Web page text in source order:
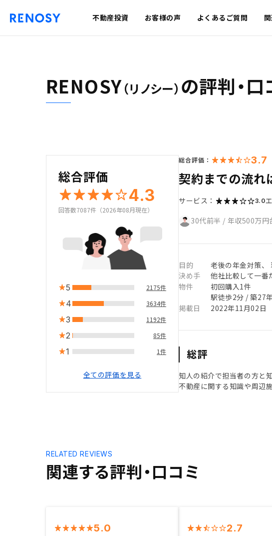
不動産投資 お客様の声 よくあるご質問
RENOSY（リノシー） の評判・口
総合評価
4.3
回答数7087件（2026年08月現在）
5 2175件
4 3634件
3 1192件
2 85件
1 1件
全ての評価を見る
総合評価： 3.7
契約までの流れ
サービス： 3.0
30代前半 / 年収500万円
目的
老後の年金対策、
決め手
他社比較して一番
物件
初回購入1件
駅徒歩2分 / 築27
掲載日
2022年11月02日
総評
知人の紹介で担当者の方と
不動産に関する知識や周辺
関連する評判・口コミ
RELATED REVIEWS
5.0 2.7